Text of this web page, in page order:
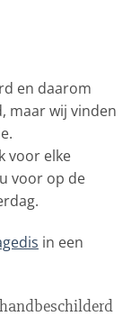
en daarom
maar wij vinden
voor elke
voor op de
in een